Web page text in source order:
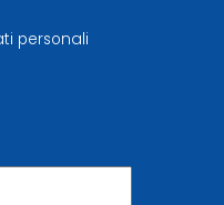
personali